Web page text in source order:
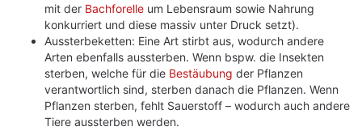
mit der Bachforelle um Lebensraum sowie Nahrung
konkurriert und diese massiv unter Druck setzt).
Aussterbeketten: Eine Art stirbt aus, wodurch andere
Arten ebenfalls aussterben. Wenn bspw. die Insekten
sterben, welche für die Bestäubung der Pflanzen
verantwortlich sind, sterben danach die Pflanzen. Wenn
Pflanzen sterben, fehlt Sauerstoff – wodurch auch andere
Tiere aussterben werden.